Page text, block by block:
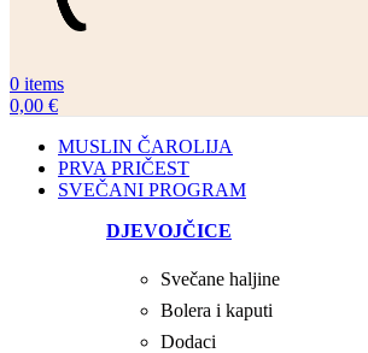
0 items
0,00 €
MUSLIN ČAROLIJA
PRVA PRIČEST
SVEČANI PROGRAM
DJEVOJČICE
Svečane haljine
Bolera i kaputi
Dodaci